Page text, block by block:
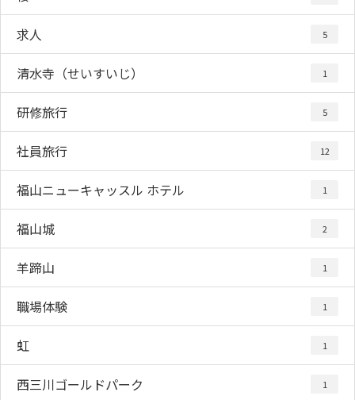
求人 5
清水寺（せいすいじ） 1
研修旅行 5
社員旅行 12
福山ニューキャッスル ホテル 1
福山城 2
羊蹄山 1
職場体験 1
虹 1
西三川ゴールドパーク 1